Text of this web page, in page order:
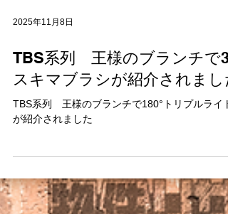
2025年11月8日
TBS系列 王様のブランチで
スキマブラシが紹介されまし